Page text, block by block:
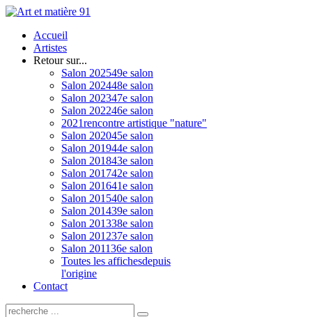
Accueil
Artistes
Retour sur...
Salon 202549e salon
Salon 202448e salon
Salon 202347e salon
Salon 202246e salon
2021rencontre artistique "nature"
Salon 202045e salon
Salon 201944e salon
Salon 201843e salon
Salon 201742e salon
Salon 201641e salon
Salon 201540e salon
Salon 201439e salon
Salon 201338e salon
Salon 201237e salon
Salon 201136e salon
Toutes les affichesdepuis
l'origine
Contact